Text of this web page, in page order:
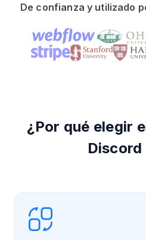
De confianza y utilizado
¿Por qué elegir
Discord